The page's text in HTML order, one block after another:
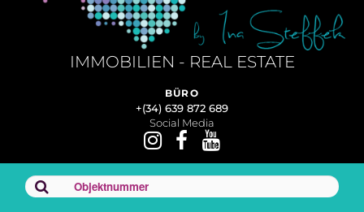
IMMOBILIEN - REAL ESTATE
BÜRO
+(34) 639 872 689
Social Media